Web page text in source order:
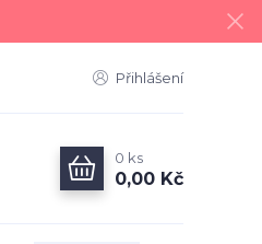
Přihlášení
0 ks
0,00 Kč